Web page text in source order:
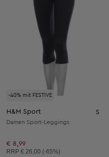
-40% mit FESTIVE
H&M Sport S
Damen Sport-Leggings
€ 8,99
Unverbindliche Preisempfehlung:
RRP € 26,00 (-65%)